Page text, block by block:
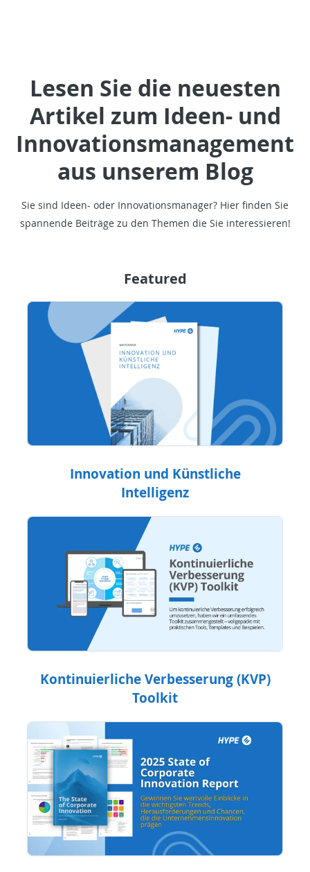
Lesen Sie die neuesten
Artikel zum Ideen- und
Innovationsmanagement
aus unserem Blog
Sie sind Ideen- oder Innovationsmanager? Hier finden Sie
spannende Beiträge zu den Themen die Sie interessieren!
Featured
Innovation und Künstliche
Intelligenz
Kontinuierliche Verbesserung (KVP)
Toolkit